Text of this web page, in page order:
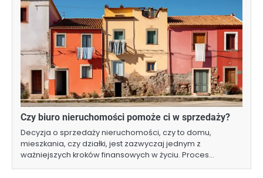
Czy biuro nieruchomości pomoże ci w sprzedaży?
Decyzja o sprzedaży nieruchomości, czy to domu,
mieszkania, czy działki, jest zazwyczaj jednym z
ważniejszych kroków finansowych w życiu. Proces…